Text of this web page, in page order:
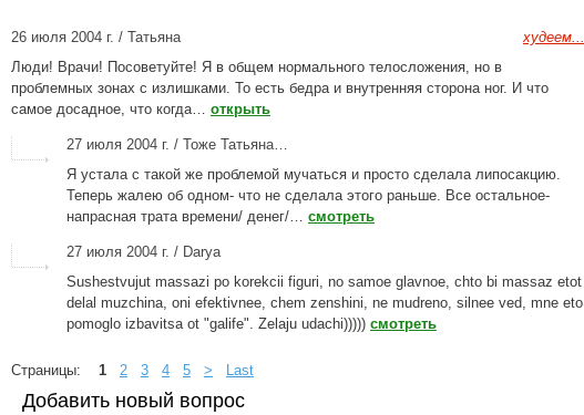
худеем...
26 июля 2004 г. / Татьяна
Люди! Врачи! Посоветуйте! Я в общем нормального телосложения, но в
проблемных зонах с излишками. То есть бедра и внутренняя сторона ног. И что
самое досадное, что когда… открыть
27 июля 2004 г. / Тоже Татьяна…
Я устала с такой же проблемой мучаться и просто сделала липосакцию.
Теперь жалею об одном- что не сделала этого раньше. Все остальное-
напрасная трата времени/ денег/… смотреть
27 июля 2004 г. / Darya
Sushestvujut massazi po korekcii figuri, no samoe glavnoe, chto bi massaz etot
delal muzchina, oni efektivnee, chem zenshini, ne mudreno, silnee ved, mne eto
pomoglo izbavitsa ot "galife". Zelaju udachi))))) смотреть
Страницы: 1 2 3 4 5 > Last
Добавить новый вопрос